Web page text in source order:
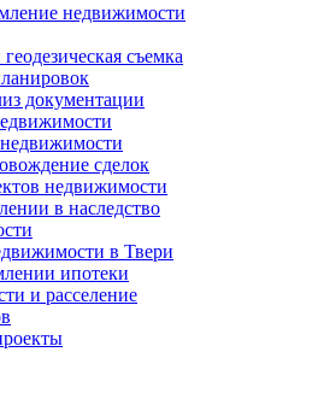
недвижимости
съемка
документации
сделок
недвижимости
в наследство
в Твери
ипотеки
и расселение